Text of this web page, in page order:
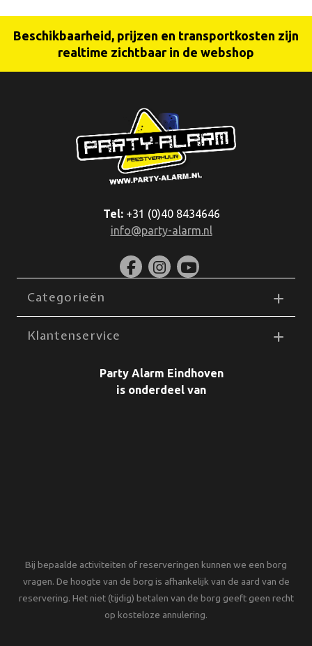
Beschikbaarheid, prijzen en transportkosten zijn
realtime zichtbaar in de webshop
Tel:+31 (0)40 8434646
info@party-alarm.nl
Categorieën
Klantenservice
Party Alarm Eindhoven
is onderdeel van
Bij bepaalde activiteiten of reserveringen kunnen we een borg
vragen. De hoogte van de borg is afhankelijk van de aard van de
reservering. Het niet (tijdig) betalen van de borg geeft geen recht
op kosteloze annulering.